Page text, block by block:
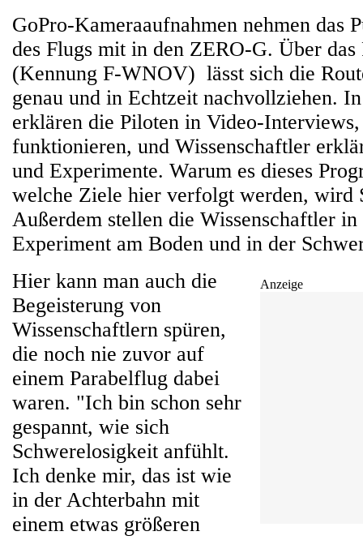
GoPro-Kameraaufnahmen nehmen das
des Flugs mit in den ZERO-G. Über
(Kennung F-WNOV) lässt sich die
genau und in Echtzeit nachvollziehen.
erklären die Piloten in Video-
funktionieren, und Wissenschaftler
und Experimente. Warum es dieses
welche Ziele hier verfolgt werden, wird
Außerdem stellen die Wissenschaftler
Experiment am Boden und in der
Anzeige
Hier kann man auch die
Begeisterung von
Wissenschaftlern spüren,
die noch nie zuvor auf
einem Parabelflug dabei
waren. "Ich bin schon sehr
gespannt, wie sich
Schwerelosigkeit anfühlt.
Ich denke mir, das ist wie
in der Achterbahn mit
einem etwas größeren